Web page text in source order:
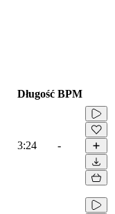
Długość BPM
3:24 -